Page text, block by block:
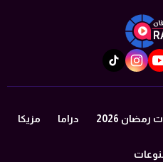
youtube
instagram
tiktok
2026 دراما مزيكا